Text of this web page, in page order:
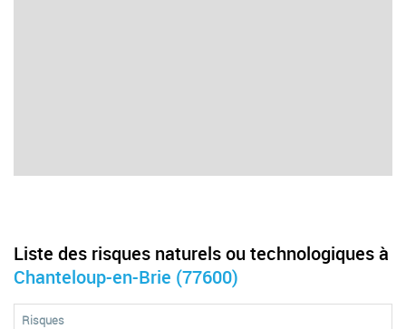
Liste des risques naturels ou technologiques à
Chanteloup-en-Brie (77600)
Risques